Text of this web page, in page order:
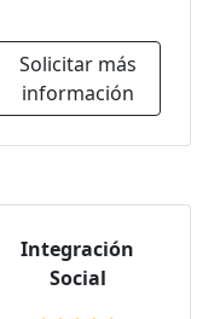
Solicitar más
información
Integración
Social